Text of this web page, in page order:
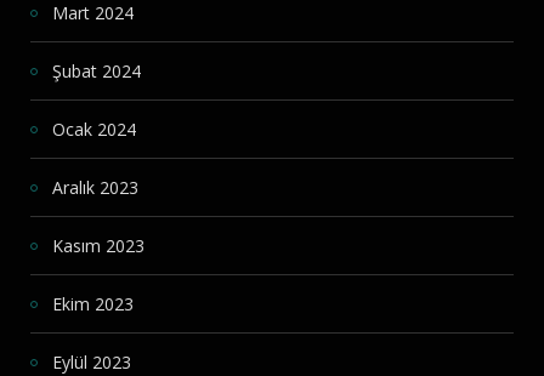
Mart 2024
Şubat 2024
Ocak 2024
Aralık 2023
Kasım 2023
Ekim 2023
Eylül 2023